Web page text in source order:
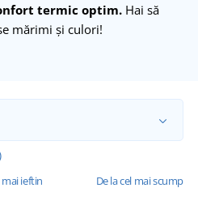
termic optim. Hai să
mărimi și culori!
mai ieftin De la cel mai scump